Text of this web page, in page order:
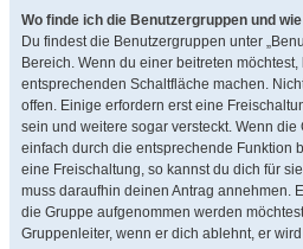
Wo finde ich die Benutzergruppen und
Du findest die Benutzergruppen unter
Bereich. Wenn du einer beitreten
entsprechenden Schaltfläche machen.
offen. Einige erfordern erst eine
sein und weitere sogar versteckt. Wenn die
einfach durch die entsprechende Funktion
eine Freischaltung, so kannst du dich für
muss daraufhin deinen Antrag annehmen.
die Gruppe aufgenommen werden
Gruppenleiter, wenn er dich ablehnt, er